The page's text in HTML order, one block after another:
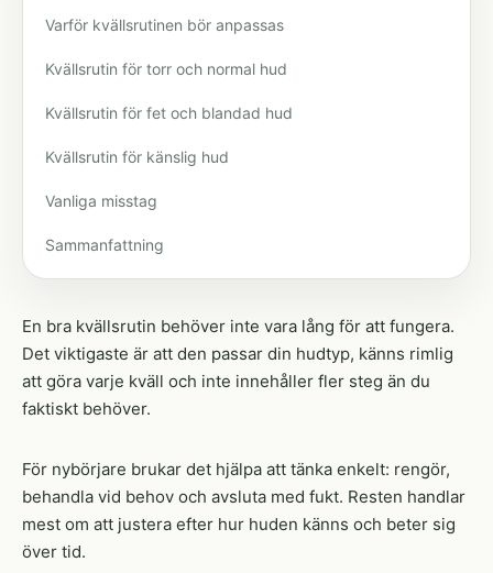
Varför kvällsrutinen bör anpassas
Kvällsrutin för torr och normal hud
Kvällsrutin för fet och blandad hud
Kvällsrutin för känslig hud
Vanliga misstag
Sammanfattning
En bra kvällsrutin behöver inte vara lång för att fungera.
Det viktigaste är att den passar din hudtyp, känns rimlig
att göra varje kväll och inte innehåller fler steg än du
faktiskt behöver.
För nybörjare brukar det hjälpa att tänka enkelt: rengör,
behandla vid behov och avsluta med fukt. Resten handlar
mest om att justera efter hur huden känns och beter sig
över tid.